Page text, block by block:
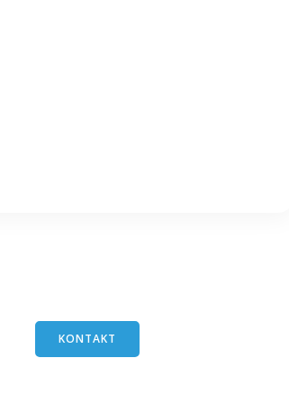
KONTAKT